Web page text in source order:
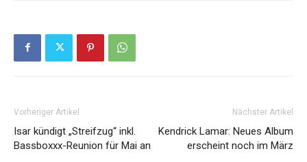
Vorheriger Artikel
Isar kündigt „Streifzug“ inkl.
Bassboxxx-Reunion für Mai an
Nächster Artikel
Kendrick Lamar: Neues Album
erscheint noch im März